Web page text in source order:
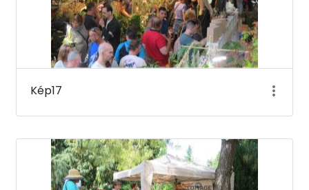
Kép17